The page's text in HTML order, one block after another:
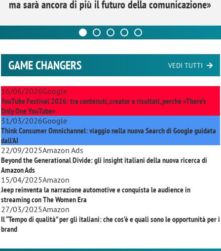
ma sarà ancora di più il futuro della comunicazione»
GAME CHANGERS VEDI TUTTI
16/06/2026Google
YouTube Festival 2026: tra contenuti, creator e risultati, perché «There’s
Only One YouTube»
31/03/2026Google
Think Consumer Omnichannel: viaggio nella nuova Search di Google guidata
dall'AI
22/09/2025Amazon Ads
Beyond the Generational Divide: gli insight italiani della nuova ricerca di
Amazon Ads
15/04/2025Amazon
Jeep reinventa la narrazione automotive e conquista le audience in
streaming conThe Women Era
27/03/2025Amazon
Il “Tempo di qualità” per gli italiani: che cos’è e quali sono le opportunità per i
brand